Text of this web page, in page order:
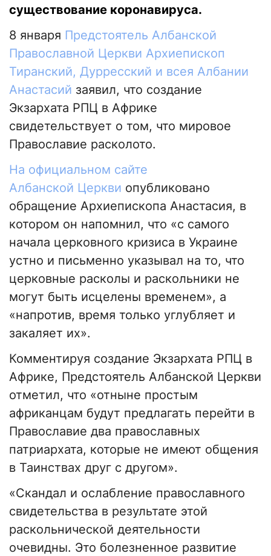
существование коронавируса.
8 января Предстоятель Албанской
Православной Церкви Архиепископ
Тиранский, Дурресский и всея Албании
Анастасий заявил, что создание
Экзархата РПЦ в Африке
свидетельствует о том, что мировое
Православие расколото.
На официальном сайте
Албанской Церкви опубликовано
обращение Архиепископа Анастасия, в
котором он напомнил, что «с самого
начала церковного кризиса в Украине
устно и письменно указывал на то, что
церковные расколы и раскольники не
могут быть исцелены временем», а
«напротив, время только углубляет и
закаляет их».
Комментируя создание Экзархата РПЦ в
Африке, Предстоятель Албанской Церкви
отметил, что «отныне простым
африканцам будут предлагать перейти в
Православие два православных
патриархата, которые не имеют общения
в Таинствах друг с другом».
«Скандал и ослабление православного
свидетельства в результате этой
раскольнической деятельности
очевидны. Это болезненное развитие